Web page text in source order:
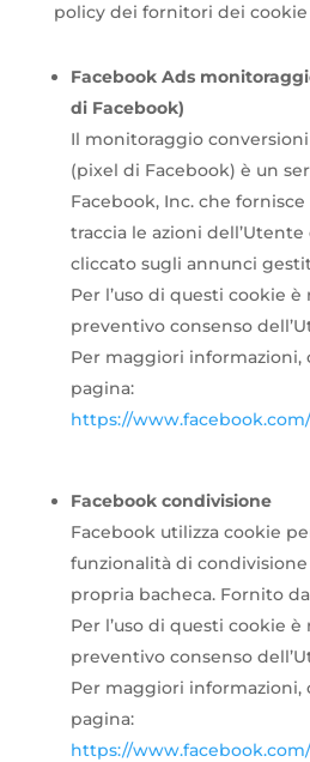
policy dei fornitori dei
Facebook Ads
di Facebook)
Il monitoraggio
(pixel di Facebook) è un
Facebook, Inc. che
traccia le azioni
cliccato sugli annunci
Per l’uso di questi cookie
preventivo consenso
Per maggiori informazioni,
pagina:
https://
Facebook condivisione
Facebook utilizza cookie
funzionalità di condivisione
propria bacheca. Fornito
Per l’uso di questi cookie
preventivo consenso
Per maggiori informazioni,
pagina:
https://